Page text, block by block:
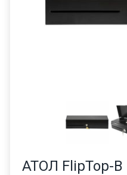
АТОЛ FlipTop-B